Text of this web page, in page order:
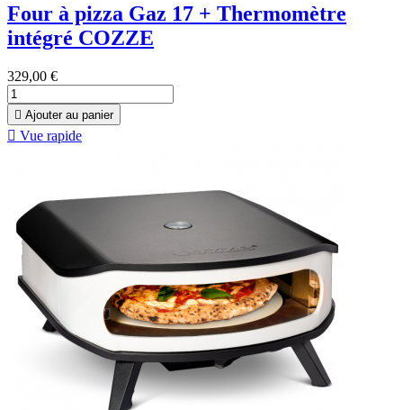
Four à pizza Gaz 17 + Thermomètre
intégré COZZE
329,00 €
 Ajouter au panier
 Vue rapide